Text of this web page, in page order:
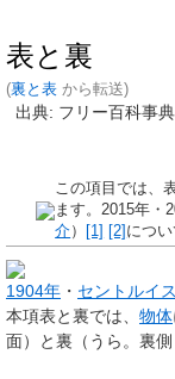
表と裏
(裏と表 から転送)
出典: フリー百科事
この項目では、
ます。2015年・
介） [1] [2] につ
1904年 ・ セントルイ
本項表と裏では、 物体
面）と裏（うら。裏